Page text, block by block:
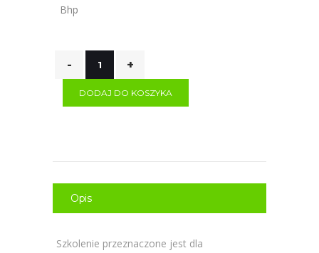
Bhp
DODAJ DO KOSZYKA
Opis
Szkolenie przeznaczone jest dla